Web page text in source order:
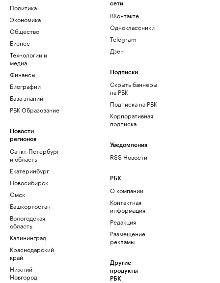
Политика
Экономика
Общество
Бизнес
Технологии и
медиа
Финансы
Биографии
База знаний
РБК Образование
Новости
регионов
Санкт-Петербург
и область
Екатеринбург
Новосибирск
Омск
Башкортостан
Вологодская
область
Калининград
Краснодарский
край
Нижний
Новгород
сети
ВКонтакте
Одноклассники
Telegram
Дзен
Подписки
Скрыть баннеры
на РБК
Подписка на РБК
Корпоративная
подписка
Уведомления
RSS Новости
РБК
О компании
Контактная
информация
Редакция
Размещение
рекламы
Другие
продукты
РБК